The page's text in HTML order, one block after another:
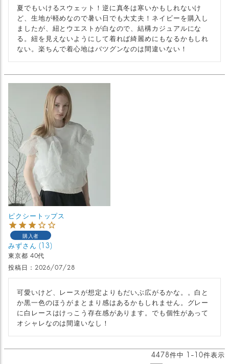
夏でもいけるスウェット！逆に真冬は寒いかもしれないけ
ど、生地が軽めなので暑い日でも大丈夫！ネイビーを購入し
ましたが、紐とウエストが白なので、結構カジュアルにな
る。紐を見えないようにして着れば綺麗めにもなるかもしれ
ない。楽ちんで着心地はバツグンなのは間違いない！
ピクシートップス
購入者
みず 13
東京都 40代
投稿日
2026/07/28
可愛いけど、レースが想定よりもだいぶ広がるかな。。白と
か黒一色のほうがまとまり感はあるかもしれません。グレー
に白レースはけっこう存在感があります。でも個性があって
オシャレなのは間違いなし！
4478件中 1 -10件表示